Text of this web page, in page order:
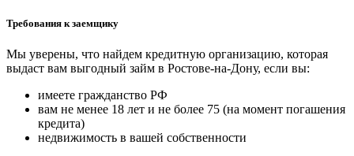
Требования к заемщику
Мы уверены, что найдем кредитную организацию, которая
выдаст вам выгодный займ в Ростове-на-Дону, если вы:
имеете гражданство РФ
вам не менее 18 лет и не более 75 (на момент погашения
кредита)
недвижимость в вашей собственности